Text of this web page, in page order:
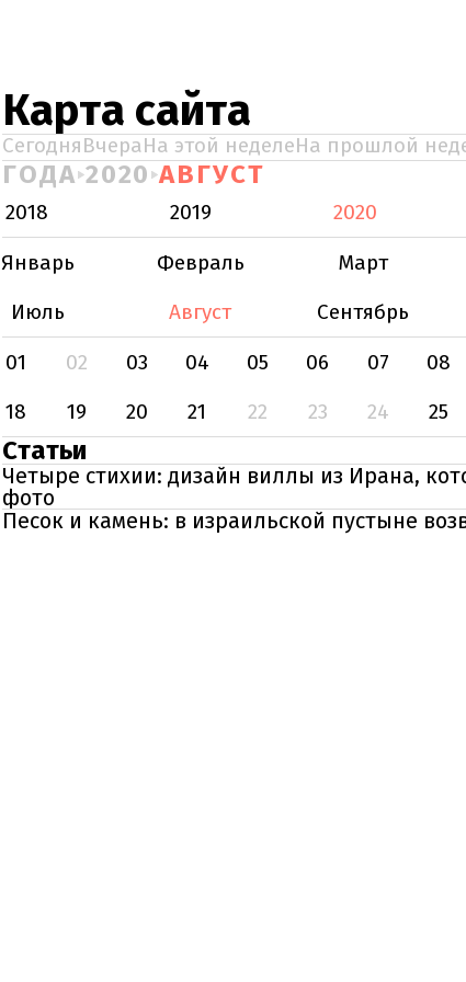
Карта сайта
СегодняВчераНа этой неделеНа прошлой
ГОДА 2020 АВГУСТ
2018 2019 2020
Январь
Февраль Март
Июль
Август Сентябрь
01
02 03 04 05 06 07 08
18
19 20 21 22 23 24 25
Статьи
Четыре стихии: дизайн виллы из Ирана,
фото
Песок и камень: в израильской пустыне